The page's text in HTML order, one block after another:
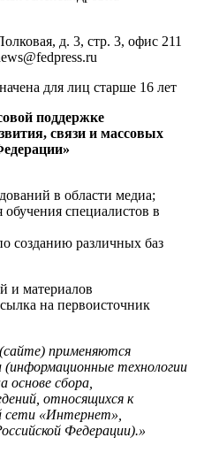
д. 3, стр. 3, офис 211
для лиц старше 16 лет
поддержке
связи и массовых
в области медиа;
специалистов в
созданию различных баз
и материалов
на первоисточник
применяются
(информационные технологии
основе сбора,
относящихся к
сети «Интернет»,
Федерации).»